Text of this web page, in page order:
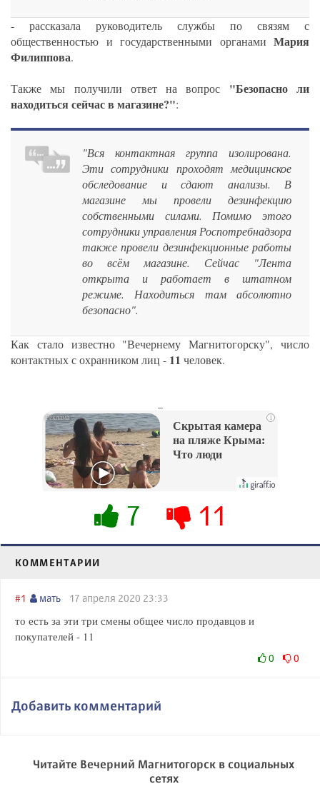
- рассказала руководитель службы по связям с
общественностью и государственными органами Мария
Филиппова.
Также мы получили ответ на вопрос "Безопасно ли
находиться сейчас в магазине?":
"Вся контактная группа изолирована.
Эти сотрудники проходят медицинское
обследование и сдают анализы. В
магазине мы провели дезинфекцию
собственными силами. Помимо этого
сотрудники управления Роспотребнадзора
также провели дезинфекционные работы
во всём магазине. Сейчас "Лента
открыта и работает в штатном
режиме. Находиться там абсолютно
безопасно".
Как стало известно "Вечернему Магнитогорску", число
контактных с охранником лиц - 11 человек.
i
Скрытая камера
на пляже Крыма:
Что люди
их не видят...
7 11
КОММЕНТАРИИ
#1 мать 17 апреля 2020 23:33
то есть за эти три смены общее число продавцов и
покупателей - 11
0 0
Добавить комментарий
Читайте Вечерний Магнитогорск в социальных
сетях